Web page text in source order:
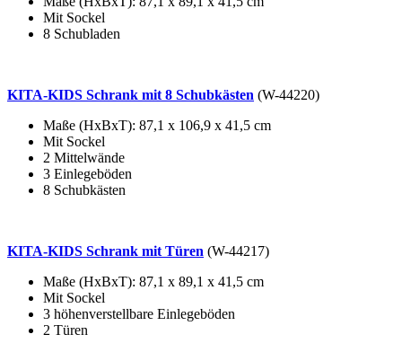
Mit Sockel
8 Schubladen
KITA-KIDS Schrank mit 8 Schubkästen (W-44220)
Maße (HxBxT): 87,1 x 106,9 x 41,5 cm
Mit Sockel
2 Mittelwände
3 Einlegeböden
8 Schubkästen
KITA-KIDS Schrank mit Türen (W-44217)
Maße (HxBxT): 87,1 x 89,1 x 41,5 cm
Mit Sockel
3 höhenverstellbare Einlegeböden
2 Türen